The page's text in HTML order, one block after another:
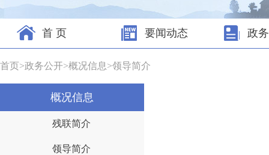
首 页 要闻动态 政
首页>政务公开>概况信息>领导简介
概况信息
残联简介
领导简介